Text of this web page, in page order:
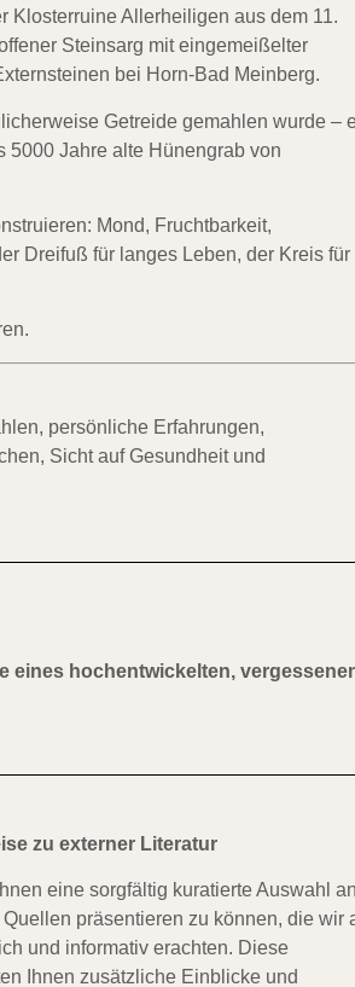
Klosterruine Allerheiligen aus dem 11.
Steinsarg mit eingemeißelter
bei Horn-Bad Meinberg.
Getreide gemahlen wurde –
5000 Jahre alte Hünengrab von
Mond, Fruchtbarkeit,
Dreifuß für langes Leben, der Kreis für
persönliche Erfahrungen,
Sicht auf Gesundheit und
eines hochentwickelten,
zu externer Literatur
eine sorgfältig kuratierte Auswahl
präsentieren zu können, die wir
und informativ erachten. Diese
Ihnen zusätzliche Einblicke und